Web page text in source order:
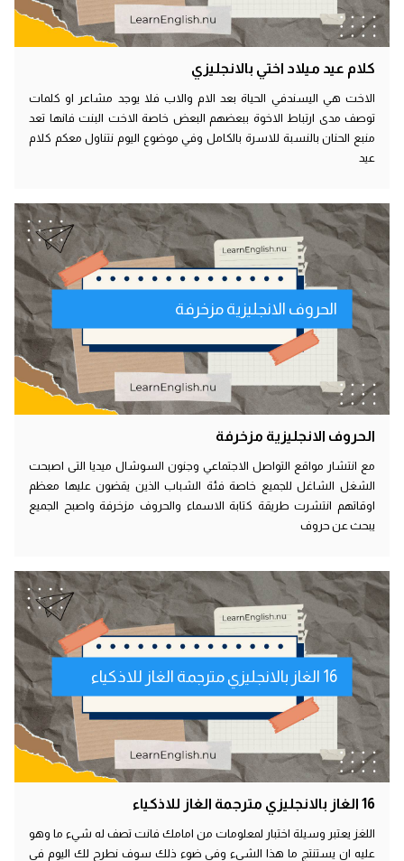
كلام عيد ميلاد اختي بالانجليزي
الاخت هي اليسندفي الحياة بعد الام والاب فلا يوجد مشاعر او كلمات
توصف مدى ارتباط الاخوة ببعضهم البعض خاصة الاخت البنت فانها تعد
منبع الحنان بالنسبة للاسرة بالكامل وفي موضوع اليوم نتناول معكم كلام
عيد
الحروف الانجليزية مزخرفة
الحروف الانجليزية مزخرفة
مع انتشار مواقع التواصل الاجتماعي وجنون السوشال ميديا التى اصبحت
الشغل الشاغل للجميع خاصة فئة الشباب الذين يقضون عليها معظم
اوقاتهم انتشرت طريقة كتابة الاسماء والحروف مزخرفة واصبح الجميع
يبحث عن حروف
16 الغاز بالانجليزي مترجمة الغاز للاذكياء
16 الغاز بالانجليزي مترجمة الغاز للاذكياء
اللغز يعتبر وسيلة اختبار لمعلومات من امامك فانت تصف له شيء ما وهو
عليه ان يستنتج ما هذا الشيء وفي ضوء ذلك سوف نطرح لك اليوم في